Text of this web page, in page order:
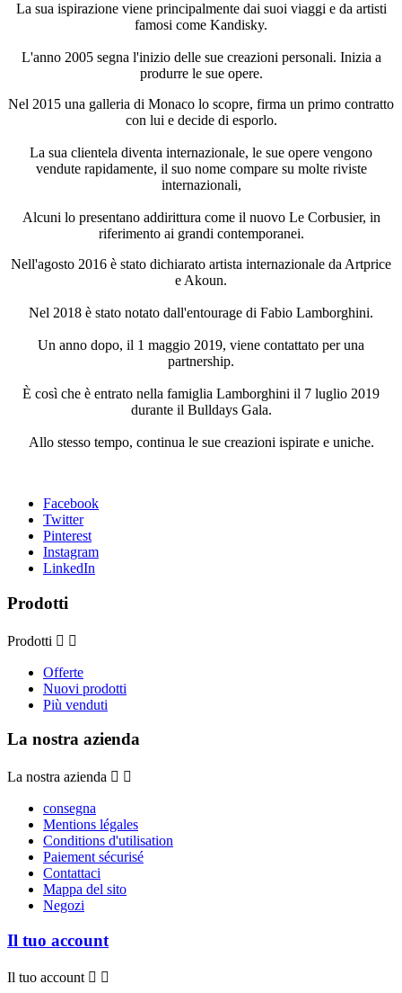
La sua ispirazione viene principalmente dai suoi viaggi e da artisti
famosi come Kandisky.
L'anno 2005 segna l'inizio delle sue creazioni personali. Inizia a
produrre le sue opere.
Nel 2015 una galleria di Monaco lo scopre, firma un primo contratto
con lui e decide di esporlo.
La sua clientela diventa internazionale, le sue opere vengono
vendute rapidamente, il suo nome compare su molte riviste
internazionali,
Alcuni lo presentano addirittura come il nuovo Le Corbusier, in
riferimento ai grandi contemporanei.
Nell'agosto 2016 è stato dichiarato artista internazionale da Artprice
e Akoun.
Nel 2018 è stato notato dall'entourage di Fabio Lamborghini.
Un anno dopo, il 1 maggio 2019, viene contattato per una
partnership.
È così che è entrato nella famiglia Lamborghini il 7 luglio 2019
durante il Bulldays Gala.
Allo stesso tempo, continua le sue creazioni ispirate e uniche.
Facebook
Twitter
Pinterest
Instagram
LinkedIn
Prodotti
Prodotti  
Offerte
Nuovi prodotti
Più venduti
La nostra azienda
La nostra azienda  
consegna
Mentions légales
Conditions d'utilisation
Paiement sécurisé
Contattaci
Mappa del sito
Negozi
Il tuo account
Il tuo account  